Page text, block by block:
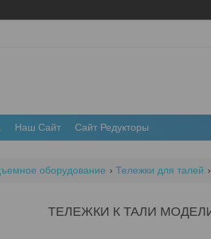
Наш Сайт Сайт Редукторы
оборудование Тележки для талей
ТЕЛЕЖКИ К ТАЛИ